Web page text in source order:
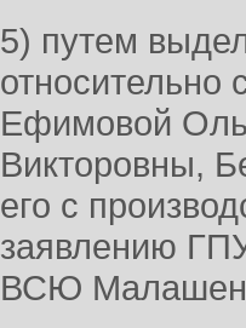
5) путем
относительно
Ефимовой
Викторовны,
его с
заявлению
ВСЮ